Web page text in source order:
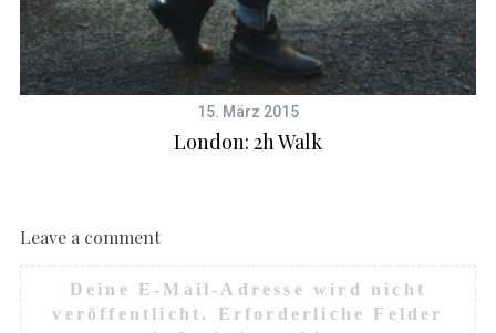
15. März 2015
London: 2h Walk
Leave a comment
Deine E-Mail-Adresse wird nicht
veröffentlicht.
Erforderliche Felder